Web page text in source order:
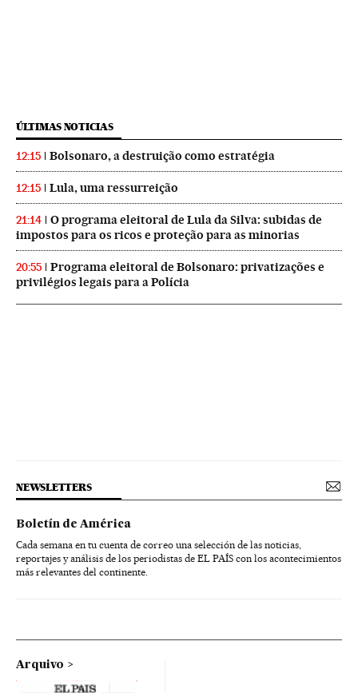
ÚLTIMAS NOTICIAS
12:15 Bolsonaro, a destruição como estratégia
12:15 Lula, uma ressurreição
21:14
O programa eleitoral de Lula da Silva: subidas de
impostos para os ricos e proteção para as minorias
20:55
Programa eleitoral de Bolsonaro: privatizações e
privilégios legais para a Polícia
NEWSLETTERS
Boletín de América
Cada semana en tu cuenta de correo una selección de las noticias,
reportajes y análisis de los periodistas de EL PAÍS con los acontecimientos
más relevantes del continente.
Arquivo